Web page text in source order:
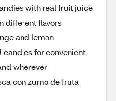
with real fruit juice
different flavors
and lemon
for convenient
wherever
con zumo de fruta